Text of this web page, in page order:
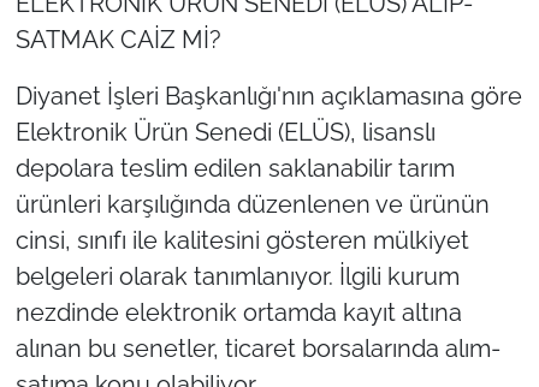
SATMAK CAİZ Mİ?
Diyanet İşleri Başkanlığı'nın açıklamasına göre
Elektronik Ürün Senedi (ELÜS), lisanslı
depolara teslim edilen saklanabilir tarım
ürünleri karşılığında düzenlenen ve ürünün
cinsi, sınıfı ile kalitesini gösteren mülkiyet
belgeleri olarak tanımlanıyor. İlgili kurum
nezdinde elektronik ortamda kayıt altına
alınan bu senetler, ticaret borsalarında alım-